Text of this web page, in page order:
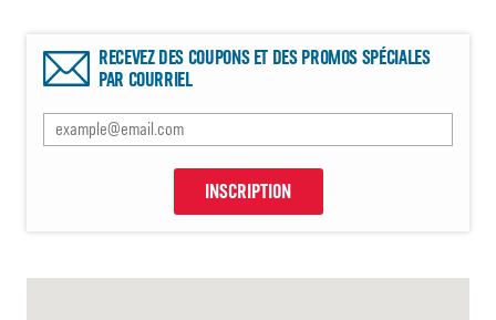
RECEVEZ DES COUPONS ET DES PROMOS SPÉCIALES
PAR COURRIEL
INSCRIPTION